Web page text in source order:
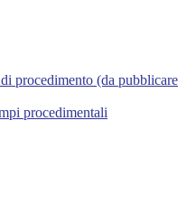
procedimento (da pubblicare
procedimentali